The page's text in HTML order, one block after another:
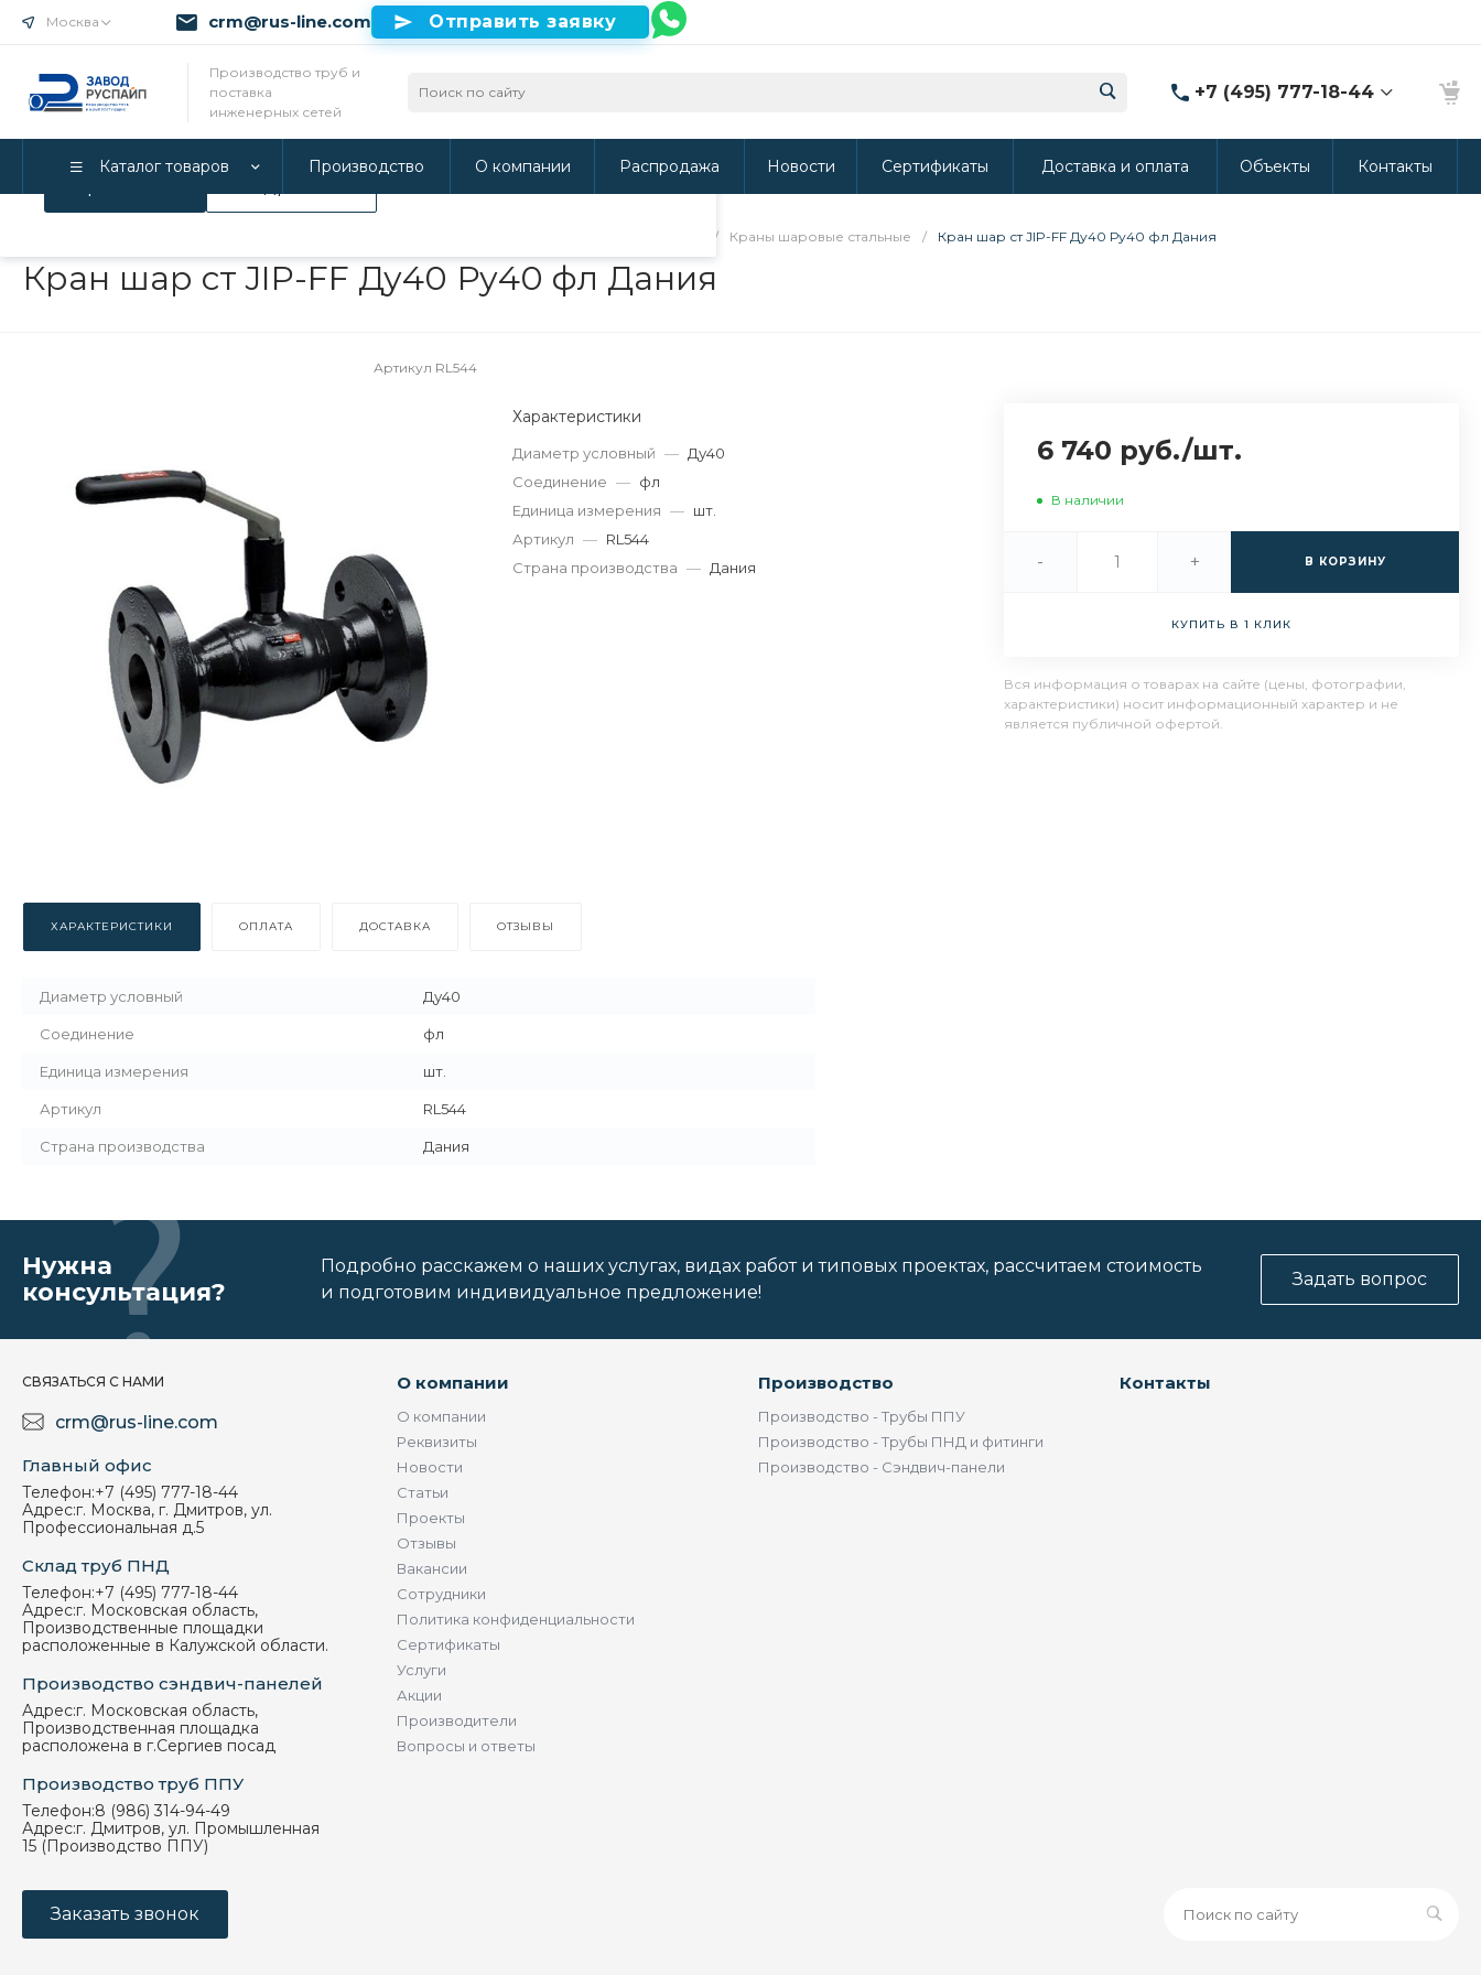
Мы используем Cookie. Если вы продолжаете использовать наш сайт, то
Политикой конфиденциальности
Москва crm@rus-line.com Отправить заявку
Производство труб и
поставка
инженерных сетей
+7 (495) 777-18-44
8 (986) 314-94-49
Промышленная 15
8:30-20:00
Каталог товаров Производство О компании Распродажа Новости Сертификаты Доставка и оплата Объекты Контакты
/ Краны шаровые стальные / Кран шар ст JIP-FF Ду40 Ру40 фл Дания
Кран шар ст JIP-FF Ду40 Ру40 фл Дания
Артикул RL544
Характеристики
Диаметр условный — Ду40
Соединение — фл
Единица измерения — шт.
Артикул — RL544
Страна производства — Дания
6 740 руб./шт.
В наличии
- + В КОРЗИНУ
КУПИТЬ В 1 КЛИК
Вся информация о товарах на сайте (цены, фотографии,
характеристики) носит информационный характер и не
является публичной офертой.
ХАРАКТЕРИСТИКИ ОПЛАТА ДОСТАВКА ОТЗЫВЫ
Диаметр условный Ду40
Соединение фл
Единица измерения шт.
Артикул RL544
Страна производства Дания
Нужна
консультация?
Подробно расскажем о наших услугах, видах работ и типовых проектах, рассчитаем стоимость
и подготовим индивидуальное предложение!
Задать вопрос
СВЯЗАТЬСЯ С НАМИ
crm@rus-line.com
Главный офис
Телефон:+7 (495) 777-18-44
Адрес:г. Москва, г. Дмитров, ул.
Профессиональная д.5
Склад труб ПНД
Телефон:+7 (495) 777-18-44
Адрес:г. Московская область,
Производственные площадки
расположенные в Калужской области.
Производство сэндвич-панелей
Адрес:г. Московская область,
Производственная площадка
расположена в г.Сергиев посад
Производство труб ППУ
Телефон:8 (986) 314-94-49
Адрес:г. Дмитров, ул. Промышленная
15 (Производство ППУ)
О компании
О компании
Реквизиты
Новости
Статьи
Проекты
Отзывы
Вакансии
Сотрудники
Политика конфиденциальности
Сертификаты
Услуги
Акции
Производители
Вопросы и ответы
Производство
Производство - Трубы ППУ
Производство - Трубы ПНД и фитинги
Производство - Сэндвич-панели
Контакты
Заказать звонок